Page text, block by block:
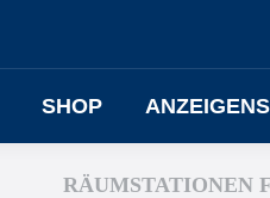
SHOP
RÄUMSTATIONEN